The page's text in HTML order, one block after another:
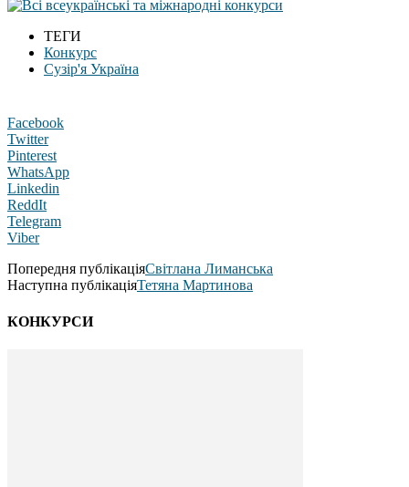
ТЕГИ
Конкурс
Сузір'я Україна
Facebook
Twitter
Pinterest
WhatsApp
Linkedin
ReddIt
Telegram
Viber
Попередня публікаціяСвітлана Лиманська
Наступна публікаціяТетяна Мартинова
КОНКУРСИ